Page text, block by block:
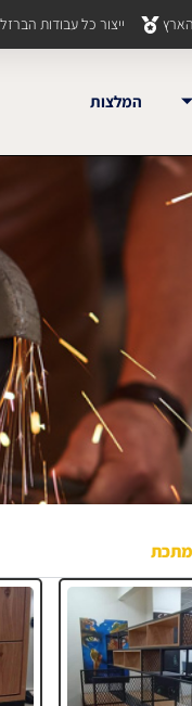
ייצור כל עבודות
המלצות
מתכת